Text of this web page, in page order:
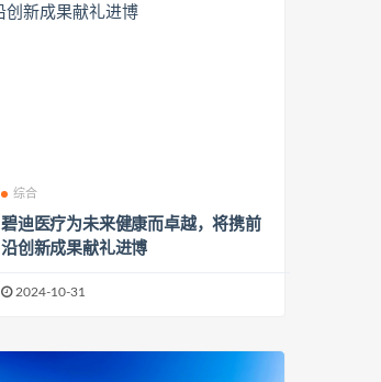
综合
碧迪医疗为未来健康而卓越，将携前
沿创新成果献礼进博
2024-10-31